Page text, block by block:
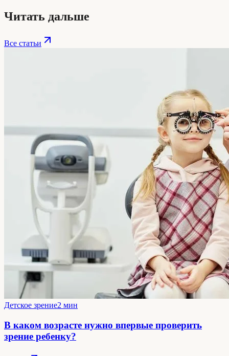
Читать дальше
Все статьи
Детское зрение2 мин
В каком возрасте нужно впервые проверить
зрение ребенку?